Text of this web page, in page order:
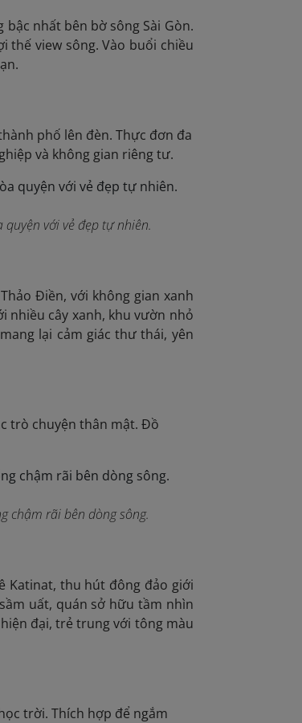
nhất bên bờ sông Sài Gòn.
thế view sông. Vào buổi chiều
phố lên đèn. Thực đơn đa
và không gian riêng tư.
với vẻ đẹp tự nhiên.
Điền, với không gian xanh
nhiều cây xanh, khu vườn nhỏ
lại cảm giác thư thái, yên
trò chuyện thân mật. Đồ
chậm rãi bên dòng sông.
Katinat, thu hút đông đảo giới
uất, quán sở hữu tầm nhìn
đại, trẻ trung với tông màu
trời. Thích hợp để ngắm